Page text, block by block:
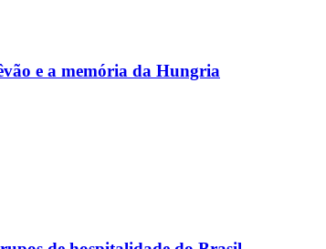
e a memória da Hungria